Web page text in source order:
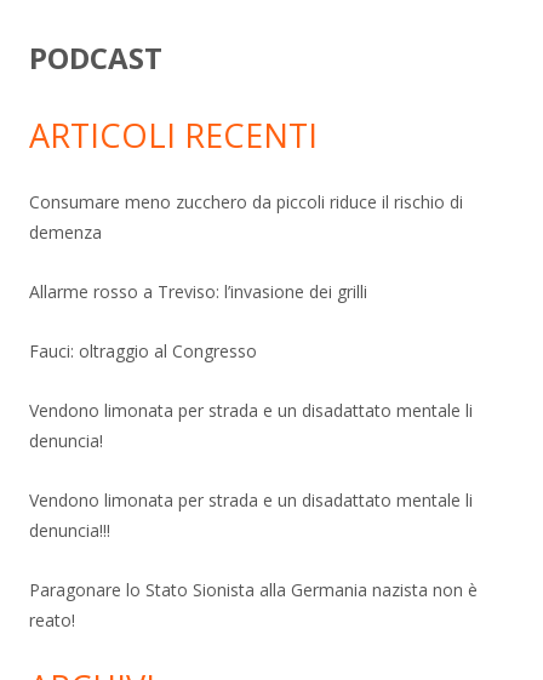
PODCAST
ARTICOLI RECENTI
Consumare meno zucchero da piccoli riduce il rischio di
demenza
Allarme rosso a Treviso: l’invasione dei grilli
Fauci: oltraggio al Congresso
Vendono limonata per strada e un disadattato mentale li
denuncia!
Vendono limonata per strada e un disadattato mentale li
denuncia!!!
Paragonare lo Stato Sionista alla Germania nazista non è
reato!